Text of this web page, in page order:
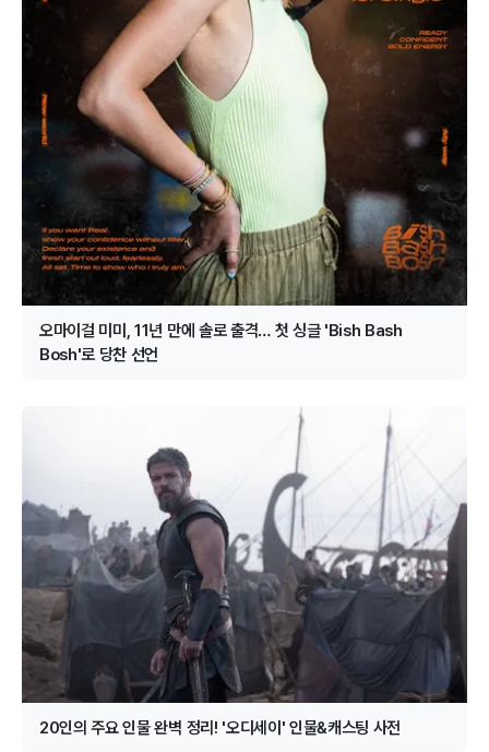
오마이걸 미미, 11년 만에 솔로 출격… 첫 싱글 'Bish Bash
Bosh'로 당찬 선언
20인의 주요 인물 완벽 정리! '오디세이' 인물&캐스팅 사전